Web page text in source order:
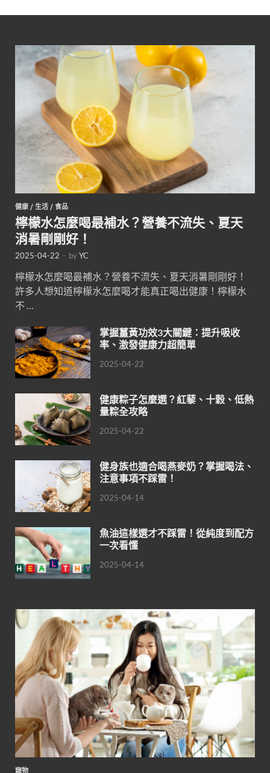
健康 / 生活 / 食品
檸檬水怎麼喝最補水？營養不流失、夏天
消暑剛剛好！
2025-04-22 - byYC
檸檬水怎麼喝最補水？營養不流失、夏天消暑剛剛好！
許多人想知道檸檬水怎麼喝才能真正喝出健康！檸檬水
不 …
掌握薑黃功效3大關鍵：提升吸收
率、激發健康力超簡單
2025-04-22
健康粽子怎麼選？紅藜、十穀、低熱
量粽全攻略
2025-04-22
健身族也適合喝燕麥奶？掌握喝法、
注意事項不踩雷！
2025-04-14
魚油這樣選才不踩雷！從純度到配方
一次看懂
2025-04-14
寵物